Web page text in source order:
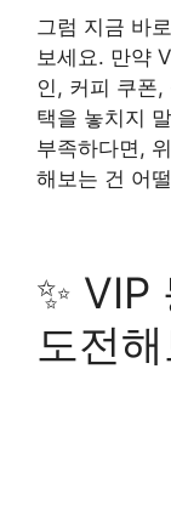
그럼 지금 바로
보세요. 만약
인, 커피 쿠폰,
택을 놓치지
부족하다면,
해보는 건 어
✨ VIP
도전